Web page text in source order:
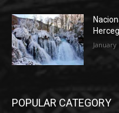
January
POPULAR CATEGORY